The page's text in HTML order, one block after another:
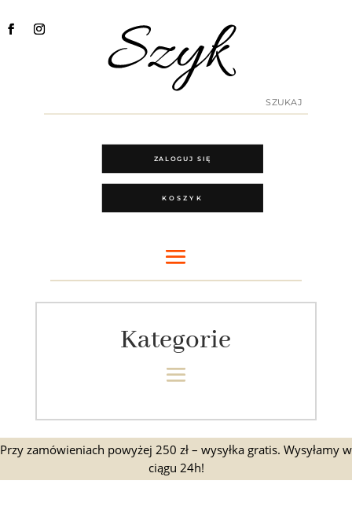
ZALOGUJ SIĘ
KOSZYK
Kategorie
Przy zamówieniach powyżej 250 zł – wysyłka gratis. Wysyłamy w
ciągu 24h!